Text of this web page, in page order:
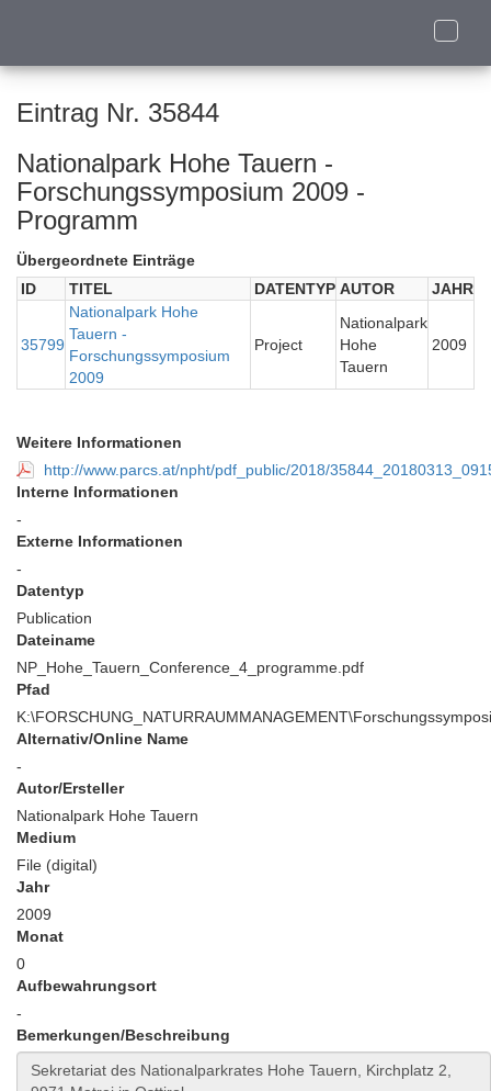
Toggle
Eintrag Nr. 35844
Nationalpark Hohe Tauern -
Forschungssymposium 2009 -
Programm
Übergeordnete Einträge
ID
TITEL DATENTYP AUTOR JAHR
35799
Nationalpark Hohe
Tauern -
Forschungssymposium
2009
Project
Nationalpark
Hohe
Tauern
2009
Weitere Informationen
http://www.parcs.at/npht/pdf_public/2018/
Interne Informationen
-
Externe Informationen
-
Datentyp
Publication
Dateiname
NP_Hohe_Tauern_Conference_4_programme.pdf
Pfad
Alternativ/Online Name
-
Autor/Ersteller
Nationalpark Hohe Tauern
Medium
File (digital)
Jahr
2009
Monat
0
Aufbewahrungsort
-
Bemerkungen/Beschreibung